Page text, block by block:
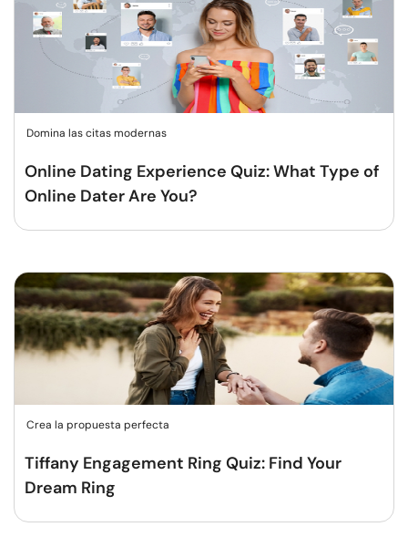
Domina las citas modernas
Online Dating Experience Quiz: What Type of
Online Dater Are You?
Crea la propuesta perfecta
Tiffany Engagement Ring Quiz: Find Your
Dream Ring